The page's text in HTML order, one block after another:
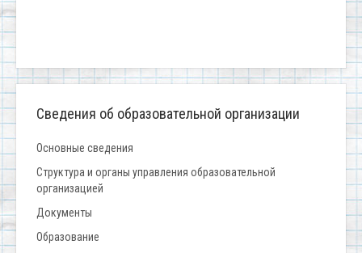
Сведения об образовательной организации
Основные сведения
Структура и органы управления образовательной
организацией
Документы
Образование